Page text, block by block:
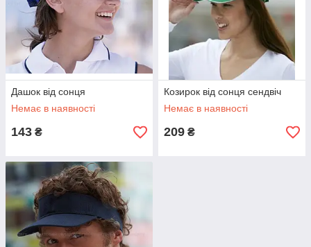
Дашок від сонця
Немає в наявності
143 ₴
Козирок від сонця сендвіч
Немає в наявності
209 ₴